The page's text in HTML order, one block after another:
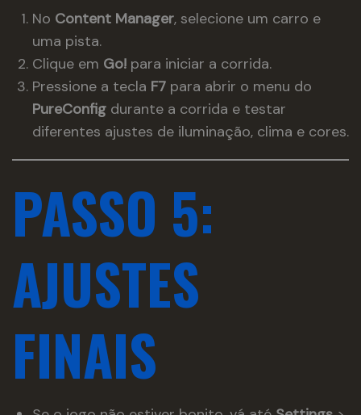
No Content Manager, selecione um carro e
uma pista.
Clique em Go! para iniciar a corrida.
Pressione a tecla F7 para abrir o menu do
PureConfig durante a corrida e testar
diferentes ajustes de iluminação, clima e cores.
PASSO 5:
AJUSTES
FINAIS